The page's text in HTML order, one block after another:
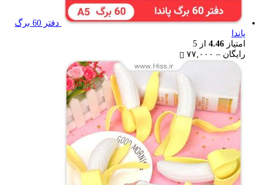
دفتر 60 برگ
پاندا
امتیاز 4.46 از 5
رایگان – ۷۷,۰۰۰
range:
رایگان
۷۷,۰۰۰ تومان